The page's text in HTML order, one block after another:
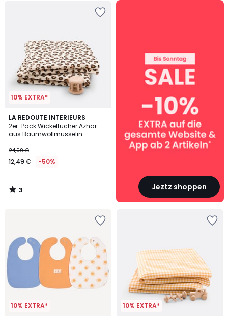
10% EXTRA*
LA REDOUTE INTERIEURS
2er-Pack Wickeltücher Azhar
aus Baumwollmusselin
24,99 €
12,49 € -50%
3
/
5
3
/
Jeztz shoppen
SALE
Artikeln*
10% EXTRA* 10% EXTRA*